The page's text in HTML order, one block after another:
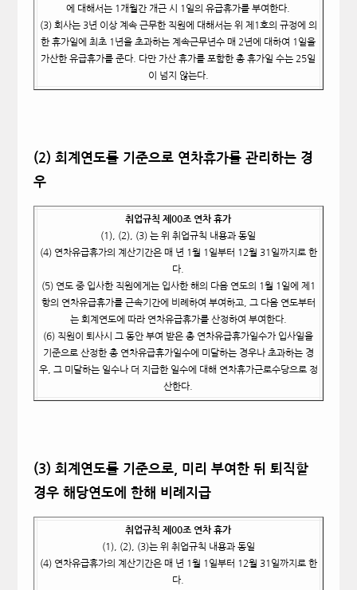
에 대해서는 1개월간 개근 시 1일의 유급휴가를 부여한다.
(3) 회사는 3년 이상 계속 근무한 직원에 대해서는 위 제1호의 규정에 의
한 휴가일에 최초 1년을 초과하는 계속근무년수 매 2년에 대하여 1일을
가산한 유급휴가를 준다. 다만 가산 휴가를 포함한 총 휴가일 수는 25일
이 넘지 않는다.
(2) 회계연도를 기준으로 연차휴가를 관리하는 경
우
취업규칙 제00조 연차 휴가
(1), (2), (3)는 위 취업규칙 내용과 동일
(4) 연차유급휴가의 계산기간은 매 년 1월 1일부터 12월 31일까지로 한
다.
(5) 연도 중 입사한 직원에게는 입사한 해의 다음 연도의 1월 1일에 제1
항의 연차유급휴가를 근속기간에 비례하여 부여하고, 그 다음 연도부터
는 회계연도에 따라 연차유급휴가를 산정하여 부여한다.
(6) 직원이 퇴사시 그 동안 부여 받은 총 연차유급휴가일수가 입사일을
기준으로 산정한 총 연차유급휴가일수에 미달하는 경우나 초과하는 경
우, 그 미달하는 일수나 더 지급한 일수에 대해 연차휴가근로수당으로 정
산한다.
(3) 회계연도를 기준으로, 미리 부여한 뒤 퇴직할
경우 해당연도에 한해 비례지급
취업규칙 제00조 연차 휴가
(1), (2), (3)는 위 취업규칙 내용과 동일
(4) 연차유급휴가의 계산기간은 매 년 1월 1일부터 12월 31일까지로 한
다.